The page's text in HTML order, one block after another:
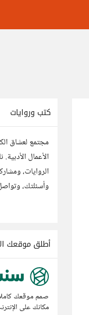
كتب وروايات
مجتمع لعشاق
الأعمال
الروايات،
وأسئلتك،
أطلق موقعك
صمم موقعك
مكانك على